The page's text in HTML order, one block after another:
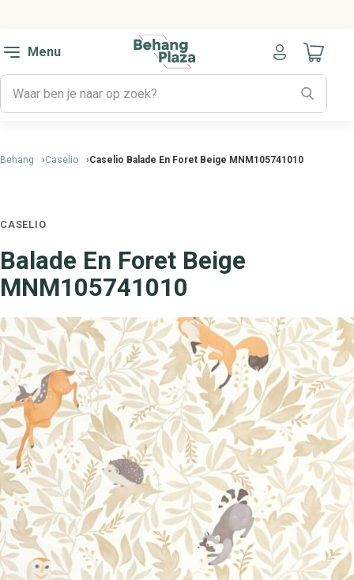
Menu
Naar
Behang Caselio Caselio Balade En Foret Beige MNM105741010
CASELIO
Balade En Foret Beige
MNM105741010